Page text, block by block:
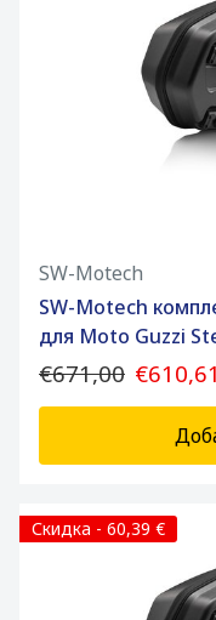
SW-Motech
SW-Motech
для Moto Guzzi
€671,00 €610,61
Скидка - 60,39 €